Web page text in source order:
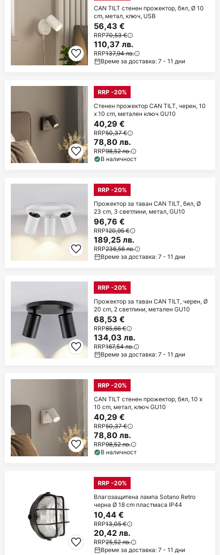
CAN TILT стенен прожектор, бял, Ø 10
cm, метал, ключ, USB
56,43 €
RRP70,53 €
110,37 лв.
RRP137,94 лв.
Време за доставка: 7 - 11 дни
RRP -20%
Стенен прожектор CAN TILT, черен, 10
x 10 cm, метален ключ GU10
40,29 €
RRP50,37 €
78,80 лв.
RRP98,52 лв.
В наличност
RRP -20%
Прожектор за таван CAN TILT, бял, Ø
23 cm, 3 светлини, метал, GU10
96,76 €
RRP120,95 €
189,25 лв.
RRP236,56 лв.
Време за доставка: 7 - 11 дни
RRP -20%
Прожектор за таван CAN TILT, черен, Ø
20 cm, 2 светлини, метален GU10
68,53 €
RRP85,66 €
134,03 лв.
RRP167,54 лв.
Време за доставка: 7 - 11 дни
RRP -20%
CAN TILT стенен прожектор, бял, 10 x
10 cm, метал, ключ GU10
40,29 €
RRP50,37 €
78,80 лв.
RRP98,52 лв.
В наличност
RRP -20%
Влагозащитена лампа Sotano Retro
черна Ø 18 cm пластмаса IP44
10,44 €
RRP13,05 €
20,42 лв.
RRP25,52 лв.
Време за доставка: 7 - 11 дни